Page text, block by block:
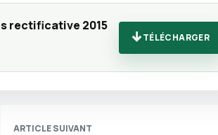
rectificative 2015
TÉLÉCHARGER
ARTICLE SUIVANT